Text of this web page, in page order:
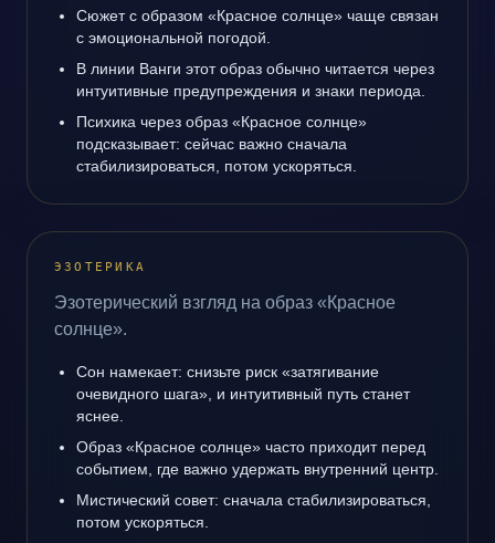
Сюжет с образом «Красное солнце» чаще связан
с эмоциональной погодой.
В линии Ванги этот образ обычно читается через
интуитивные предупреждения и знаки периода.
Психика через образ «Красное солнце»
подсказывает: сейчас важно сначала
стабилизироваться, потом ускоряться.
ЭЗОТЕРИКА
Эзотерический взгляд на образ «Красное
солнце».
Сон намекает: снизьте риск «затягивание
очевидного шага», и интуитивный путь станет
яснее.
Образ «Красное солнце» часто приходит перед
событием, где важно удержать внутренний центр.
Мистический совет: сначала стабилизироваться,
потом ускоряться.